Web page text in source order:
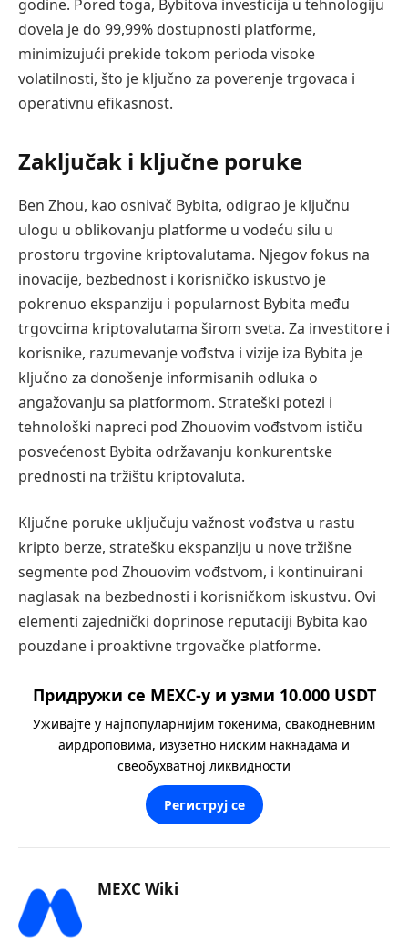
godine. Pored toga, Bybitova investicija u tehnologiju
dovela je do 99,99% dostupnosti platforme,
minimizujući prekide tokom perioda visoke
volatilnosti, što je ključno za poverenje trgovaca i
operativnu efikasnost.
Zaključak i ključne poruke
Ben Zhou, kao osnivač Bybita, odigrao je ključnu
ulogu u oblikovanju platforme u vodeću silu u
prostoru trgovine kriptovalutama. Njegov fokus na
inovacije, bezbednost i korisničko iskustvo je
pokrenuo ekspanziju i popularnost Bybita među
trgovcima kriptovalutama širom sveta. Za investitore i
korisnike, razumevanje vođstva i vizije iza Bybita je
ključno za donošenje informisanih odluka o
angažovanju sa platformom. Strateški potezi i
tehnološki napreci pod Zhouovim vođstvom ističu
posvećenost Bybita održavanju konkurentske
prednosti na tržištu kriptovaluta.
Ključne poruke uključuju važnost vođstva u rastu
kripto berze, stratešku ekspanziju u nove tržišne
segmente pod Zhouovim vođstvom, i kontinuirani
naglasak na bezbednosti i korisničkom iskustvu. Ovi
elementi zajednički doprinose reputaciji Bybita kao
pouzdane i proaktivne trgovačke platforme.
Придружи се MEXC-у и узми 10.000 USDT
Уживајте у најпопуларнијим токенима, свакодневним
аирдроповима, изузетно ниским накнадама и
свеобухватној ликвидности
Региструј се
MEXC Wiki